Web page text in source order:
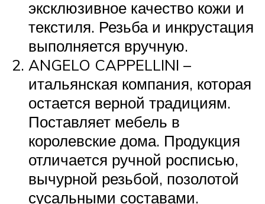
эксклюзивное качество кожи и
текстиля. Резьба и инкрустация
выполняется вручную.
ANGELO CAPPELLINI –
итальянская компания, которая
остается верной традициям.
Поставляет мебель в
королевские дома. Продукция
отличается ручной росписью,
вычурной резьбой, позолотой
сусальными составами.